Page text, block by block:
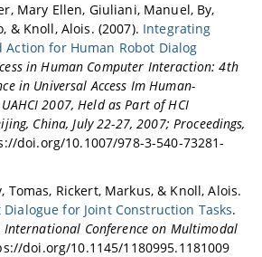
Mary Ellen, Giuliani, Manuel, By,
& Knoll, Alois. (2007). Integrating
Action for Human Robot Dialog
in Human Computer Interaction: 4th
in Universal Access Im Human-
2007, Held as Part of HCI
China, July 22-27, 2007; Proceedings,
doi.org/10.1007/978-3-540-73281-
Tomas, Rickert, Markus, & Knoll, Alois.
Dialogue for Joint Construction Tasks.
International Conference on Multimodal
doi.org/10.1145/1180995.1181009